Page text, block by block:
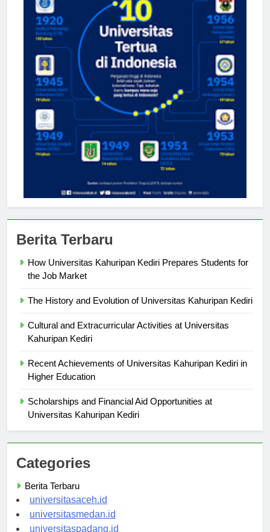
Berita Terbaru
How Universitas Kahuripan Kediri Prepares Students for
the Job Market
The History and Evolution of Universitas Kahuripan Kediri
Cultural and Extracurricular Activities at Universitas
Kahuripan Kediri
Recent Achievements of Universitas Kahuripan Kediri in
Higher Education
Scholarships and Financial Aid Opportunities at
Universitas Kahuripan Kediri
Categories
Berita Terbaru
universitasaceh.id
universitasmedan.id
universitaspadang.id